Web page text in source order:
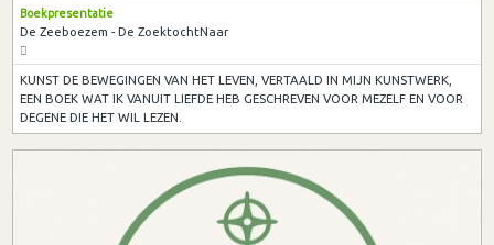
Boekpresentatie
De Zeeboezem - De ZoektochtNaar
KUNST DE BEWEGINGEN VAN HET LEVEN, VERTAALD IN MIJN KUNSTWERK,
EEN BOEK WAT IK VANUIT LIEFDE HEB GESCHREVEN VOOR MEZELF EN VOOR
DEGENE DIE HET WIL LEZEN.